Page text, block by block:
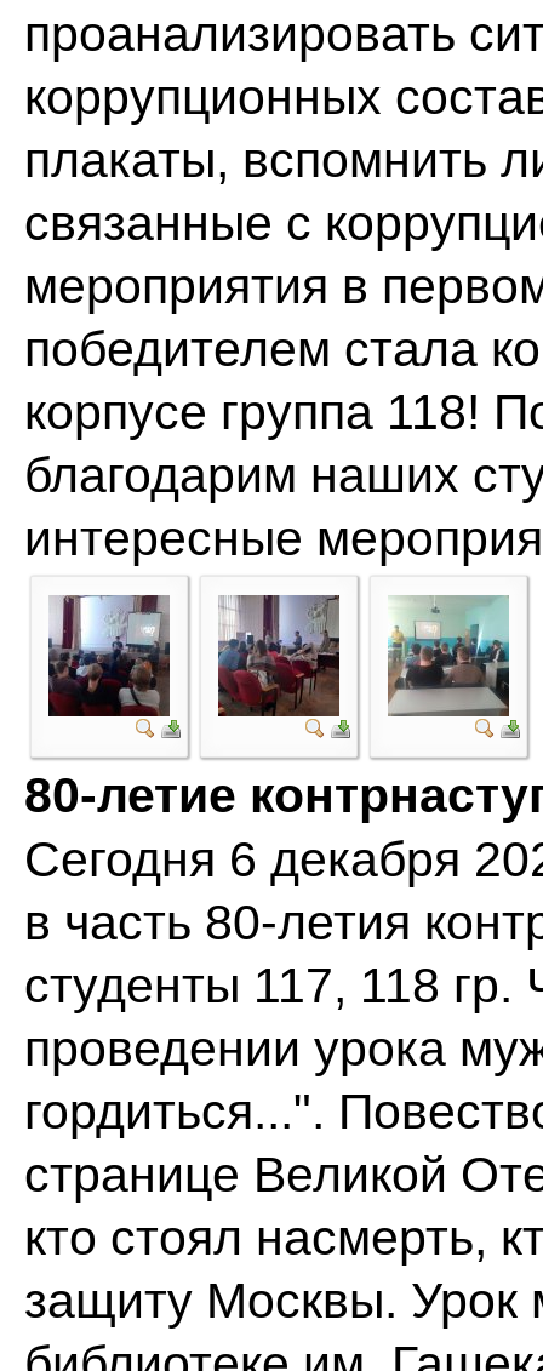
проанализировать
коррупционных
плакаты, вспомнить
связанные с
мероприятия в
победителем стала
корпусе группа 118!
благодарим наших
интересные
80-летие
Сегодня 6 декабря
в часть 80-летия
студенты 117, 118
проведении урока
гордиться...".
странице Великой
кто стоял насмерть,
защиту Москвы. Урок